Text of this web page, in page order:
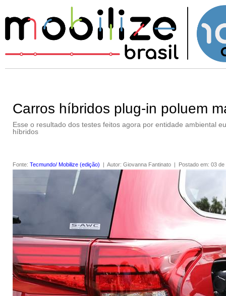
Carros híbridos plug-in poluem
Esse o resultado dos testes feitos agora por entidade ambiental
híbridos
Fonte: Tecmundo/ Mobilize (edição) | Autor: Giovanna Fantinato | Postado em: 03 de